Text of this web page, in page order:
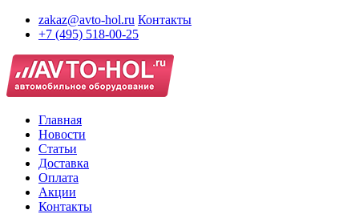
zakaz@avto-hol.ru Контакты
+7 (495) 518-00-25
Главная
Новости
Статьи
Доставка
Оплата
Акции
Контакты